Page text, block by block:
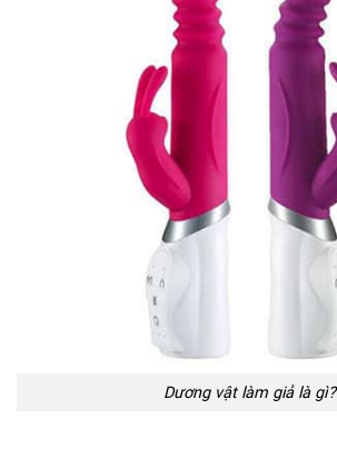
Dương vật làm giả là gì?